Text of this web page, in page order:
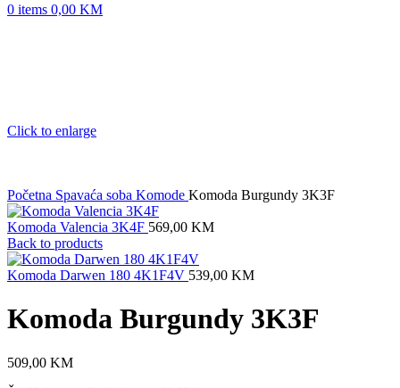
0 items 0,00 KM
Click to enlarge
Početna Spavaća soba Komode Komoda Burgundy 3K3F
Komoda Valencia 3K4F 569,00 KM
Back to products
Komoda Darwen 180 4K1F4V 539,00 KM
Komoda Burgundy 3K3F
509,00 KM